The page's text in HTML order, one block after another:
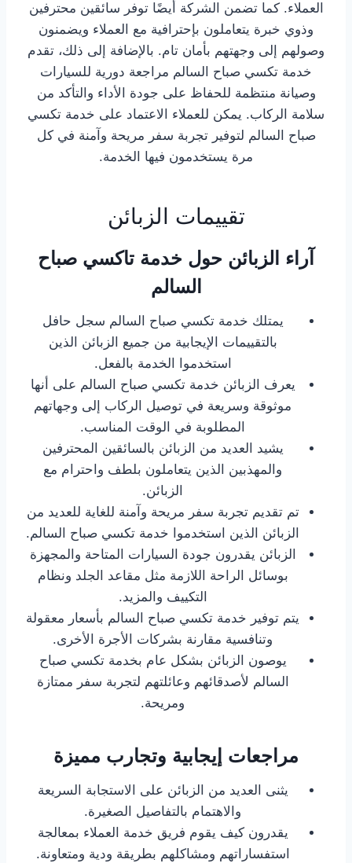
العملاء. كما تضمن الشركة أيضًا توفر سائقين محترفين
وذوي خبرة يتعاملون بإحترافية مع العملاء ويضمنون
وصولهم إلى وجهتهم بأمان تام. بالإضافة إلى ذلك، تقدم
خدمة تكسي صباح السالم مراجعة دورية للسيارات
وصيانة منتظمة للحفاظ على جودة الأداء والتأكد من
سلامة الركاب. يمكن للعملاء الاعتماد على خدمة تكسي
صباح السالم لتوفير تجربة سفر مريحة وآمنة في كل
مرة يستخدمون فيها الخدمة.
تقييمات الزبائن
آراء الزبائن حول خدمة تاكسي صباح
السالم
يمتلك خدمة تكسي صباح السالم سجل حافل
بالتقييمات الإيجابية من جميع الزبائن الذين
استخدموا الخدمة بالفعل.
يعرف الزبائن خدمة تكسي صباح السالم على أنها
موثوقة وسريعة في توصيل الركاب إلى وجهاتهم
المطلوبة في الوقت المناسب.
يشيد العديد من الزبائن بالسائقين المحترفين
والمهذبين الذين يتعاملون بلطف واحترام مع
الزبائن.
تم تقديم تجربة سفر مريحة وآمنة للغاية للعديد من
الزبائن الذين استخدموا خدمة تكسي صباح السالم.
الزبائن يقدرون جودة السيارات المتاحة والمجهزة
بوسائل الراحة اللازمة مثل مقاعد الجلد ونظام
التكييف والمزيد.
يتم توفير خدمة تكسي صباح السالم بأسعار معقولة
وتنافسية مقارنة بشركات الأجرة الأخرى.
يوصون الزبائن بشكل عام بخدمة تكسي صباح
السالم لأصدقائهم وعائلتهم لتجربة سفر ممتازة
ومريحة.
مراجعات إيجابية وتجارب مميزة
يثنى العديد من الزبائن على الاستجابة السريعة
والاهتمام بالتفاصيل الصغيرة.
يقدرون كيف يقوم فريق خدمة العملاء بمعالجة
استفساراتهم ومشاكلهم بطريقة ودية ومتعاونة.